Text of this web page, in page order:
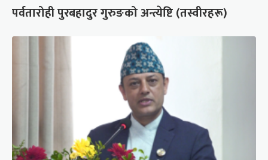
पर्वतारोही पुरबहादुर गुरुङको अन्त्येष्टि (तस्वीरहरू)